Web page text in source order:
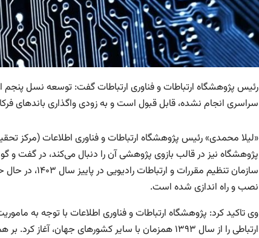
رئیس پژوهشگاه ارتباطات و فناوری ارتباطات گفت: توسعه نسل
سراسری انجام نشده، قابل قبول است و به زودی واگذاری باندهای
«لیلا محمدی» رئیس پژوهشگاه ارتباطات و فناوری اطلاعات (مرکز
پژوهشگاه نیز در قالب بازوی پژوهشی آن را دنبال می‌کند، در گفت و گو
نصب و راه اندازی شده است.
وی تاکید کرد: پژوهشگاه ارتباطات و فناوری اطلاعات با توجه به